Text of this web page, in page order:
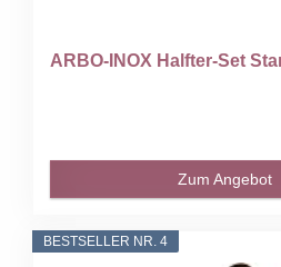
ARBO-INOX Halfter-Set
Zum Angebot
BESTSELLER NR. 4